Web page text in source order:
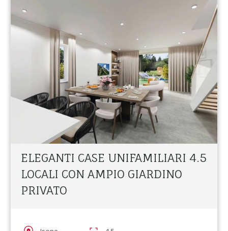
ELEGANTI CASE UNIFAMILIARI 4.5
LOCALI CON AMPIO GIARDINO
PRIVATO